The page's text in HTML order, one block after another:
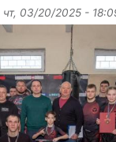
чт, 03/20/2025 -